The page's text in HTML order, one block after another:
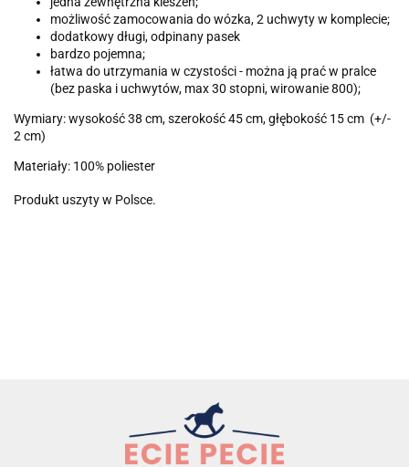
możliwość zamocowania do wózka, 2 uchwyty w komplecie;
dodatkowy długi, odpinany pasek
bardzo pojemna;
łatwa do utrzymania w czystości - można ją prać w pralce
(bez paska i uchwytów, max 30 stopni, wirowanie 800);
Wymiary: wysokość 38 cm, szerokość 45 cm, głębokość 15 cm (+/-
2 cm)
Materiały: 100% poliester
Produkt uszyty w Polsce.